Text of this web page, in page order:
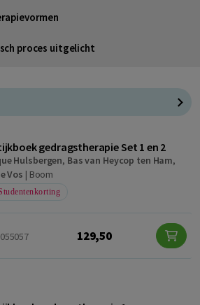
proces uitgelicht
gedragstherapie Set 1 en 2
Hulsbergen, Bas van Heycop ten Ham,
Vos | Boom
129,50